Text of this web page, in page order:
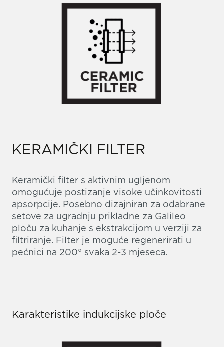
KERAMIČKI FILTER
Keramički filter s aktivnim ugljenom
omogućuje postizanje visoke učinkovitosti
apsorpcije. Posebno dizajniran za odabrane
setove za ugradnju prikladne za Galileo
ploču za kuhanje s ekstrakcijom u verziji za
filtriranje. Filter je moguće regenerirati u
pećnici na 200° svaka 2-3 mjeseca.
Karakteristike indukcijske ploče